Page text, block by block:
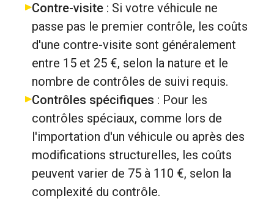
Contre-visite : Si votre véhicule ne
passe pas le premier contrôle, les coûts
d'une contre-visite sont généralement
entre 15 et 25 €, selon la nature et le
nombre de contrôles de suivi requis.
Contrôles spécifiques : Pour les
contrôles spéciaux, comme lors de
l'importation d'un véhicule ou après des
modifications structurelles, les coûts
peuvent varier de 75 à 110 €, selon la
complexité du contrôle.